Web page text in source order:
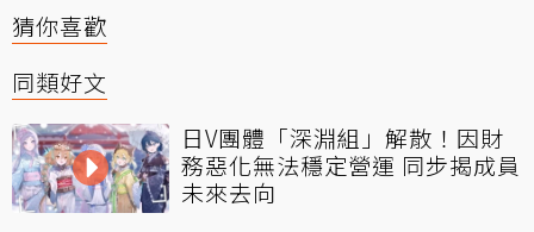
猜你喜歡
同類好文
日V團體「深淵組」解散！因財
務惡化無法穩定營運 同步揭成員
未來去向